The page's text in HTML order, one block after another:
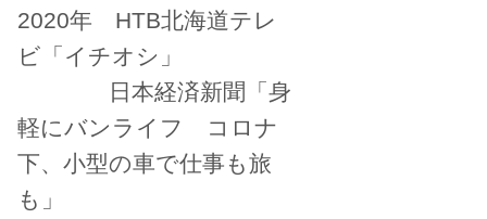
2020年 HTB北海道テレ
ビ「イチオシ」
日本経済新聞「身
軽にバンライフ コロナ
下、小型の車で仕事も旅
も」